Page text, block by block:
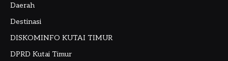
Daerah
Destinasi
DISKOMINFO KUTAI TIMUR
DPRD Kutai Timur